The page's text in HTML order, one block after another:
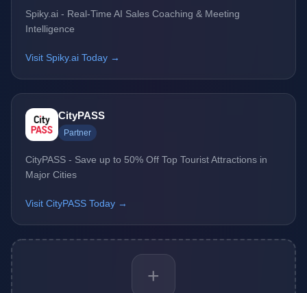
Spiky.ai - Real-Time AI Sales Coaching & Meeting
Intelligence
Visit Spiky.ai Today →
CityPASS
Partner
CityPASS - Save up to 50% Off Top Tourist Attractions in
Major Cities
Visit CityPASS Today →
+